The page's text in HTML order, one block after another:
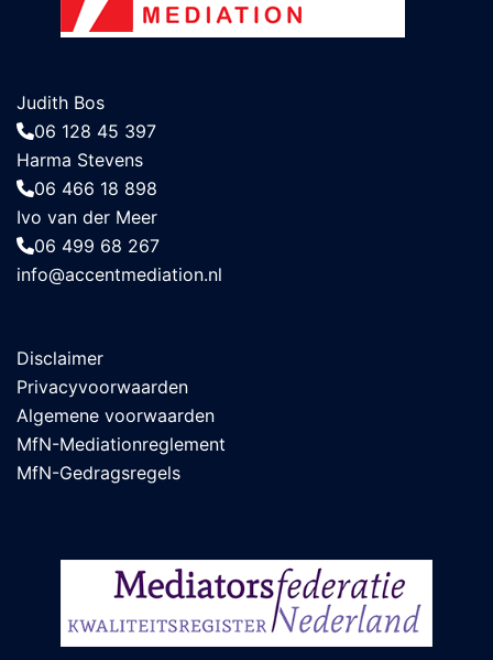
Judith Bos
06 128 45 397
Harma Stevens
06 466 18 898
Ivo van der Meer
06 499 68 267
info@accentmediation.nl
Disclaimer
Privacyvoorwaarden
Algemene voorwaarden
MfN-Mediationreglement
MfN-Gedragsregels